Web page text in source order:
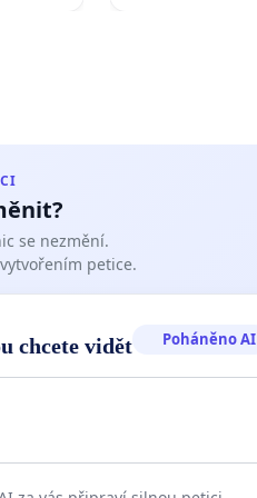
se nezmění.
petice.
chcete vidět Poháněno AI